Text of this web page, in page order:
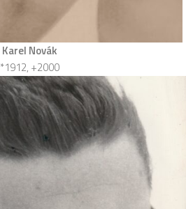
Karel Novák
*1912, +2000